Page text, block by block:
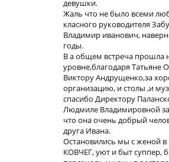
девушки.
Жаль что не было всеми
класного руководителя
Владимир иванович,
годы.
В а общем встреча прошла
уровне,благодаря Татьяне
Виктору Андрущенко,за
организацию, и столы ,и
спасибо Директору
Людмиле Владимировной
что она очень добрый
друга Ивана.
Остановились мы с женой в
КОВЧЕГ, уют и быт суппер,